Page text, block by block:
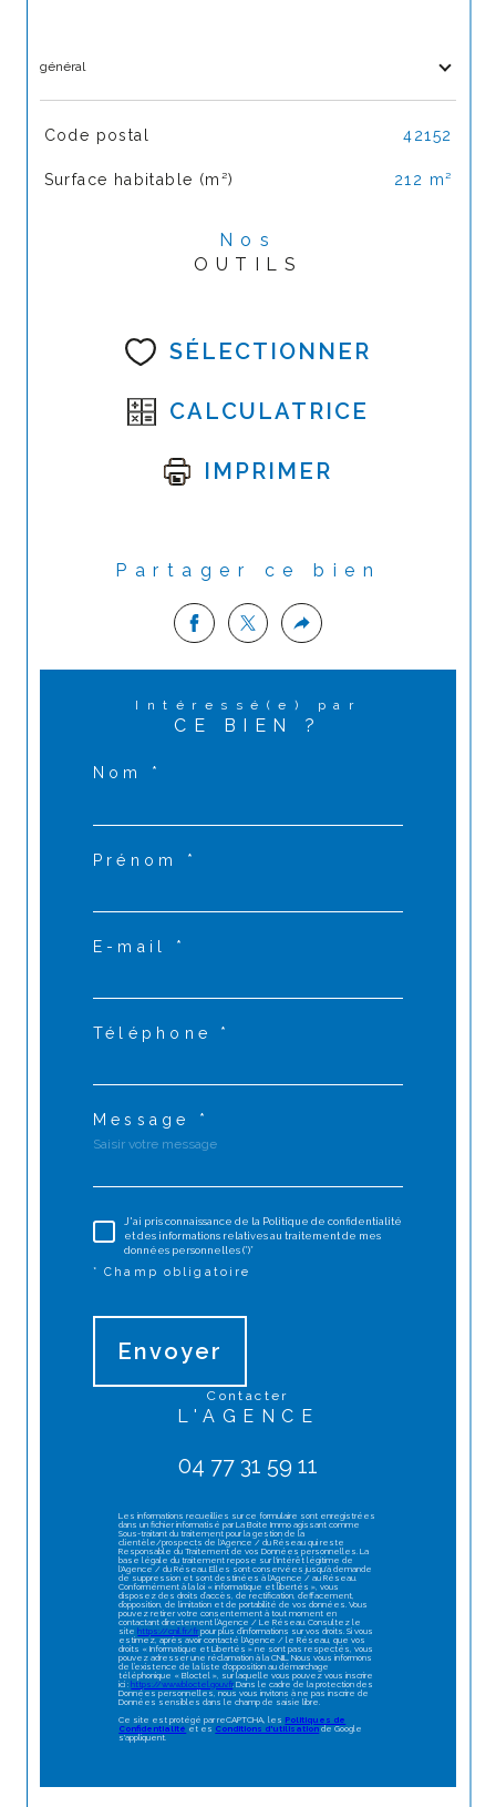
général
TRAD_SIROCCO_Caracteristique
Code postal 42152
Surface habitable (m²) 212 m²
Nos
OUTILS
SÉLECTIONNER
CALCULATRICE
IMPRIMER
Partager ce bien
Intéressé(e) par
CE BIEN ?
Nom *
Prénom *
E-mail *
Téléphone *
Message *
J'ai pris connaissance de la Politique de confidentialité
et des informations relatives au traitement de mes
données personnelles (*)*
* Champ obligatoire
Envoyer
contacter
L'AGENCE
04 77 31 59 11
Les informations recueillies sur ce formulaire sont enregistrées
dans un fichier informatisé par La Boite Immo agissant comme
Sous-traitant du traitement pour la gestion de la
clientèle/prospects de l'Agence / du Réseau qui reste
Responsable du Traitement de vos Données personnelles. La
base légale du traitement repose sur l'intérêt légitime de
l'Agence / du Réseau. Elles sont conservées jusqu'à demande
de suppression et sont destinées à l'Agence / au Réseau.
Conformément à la loi « informatique et libertés », vous
disposez des droits d’accès, de rectification, d’effacement,
d’opposition, de limitation et de portabilité de vos données. Vous
pouvez retirer votre consentement à tout moment en
contactant directement l’Agence / Le Réseau. Consultez le
site https://cnil.fr/fr pour plus d’informations sur vos droits. Si vous
estimez, après avoir contacté l'Agence / le Réseau, que vos
droits « Informatique et Libertés » ne sont pas respectés, vous
pouvez adresser une réclamation à la CNIL. Nous vous informons
de l’existence de la liste d'opposition au démarchage
téléphonique « Bloctel », sur laquelle vous pouvez vous inscrire
ici : https://www.bloctel.gouv.fr. Dans le cadre de la protection des
Données personnelles, nous vous invitons à ne pas inscrire de
Données sensibles dans le champ de saisie libre.
Ce site est protégé par reCAPTCHA, les Politiques de
Confidentialité et es Conditions d'utilisation de Google
s'appliquent.